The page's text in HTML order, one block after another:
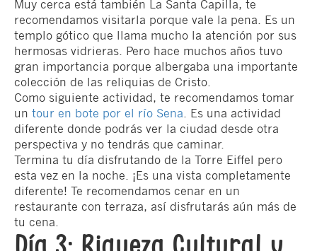
Muy cerca está también La Santa Capilla, te
recomendamos visitarla porque vale la pena. Es un
templo gótico que llama mucho la atención por sus
hermosas vidrieras. Pero hace muchos años tuvo
gran importancia porque albergaba una importante
colección de las reliquias de Cristo.
Como siguiente actividad, te recomendamos tomar
un tour en bote por el río Sena. Es una actividad
diferente donde podrás ver la ciudad desde otra
perspectiva y no tendrás que caminar.
Termina tu día disfrutando de la Torre Eiffel pero
esta vez en la noche. ¡Es una vista completamente
diferente! Te recomendamos cenar en un
restaurante con terraza, así disfrutarás aún más de
tu cena.